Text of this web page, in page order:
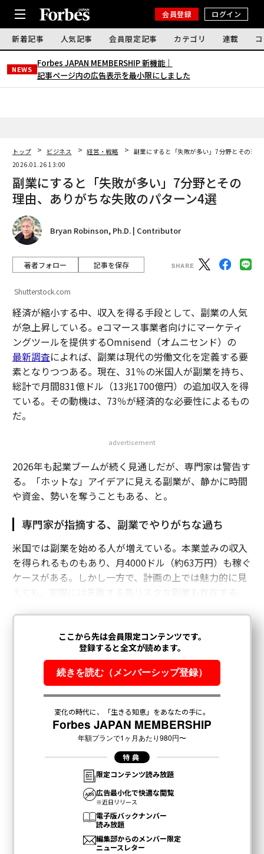
会員登録 ログイン
新着記事 人気記事 会員限定記事 カテゴリ 連載
NEWS
Forbes JAPAN MEMBERSHIP 新機能｜
記事ページ内の広告表示を最小限にしました
トップ ビジネス 経営・戦略
副業にすると「失敗が多い」7分野とその理
2026.01.26 13:00
副業にすると「失敗が多い」7分野とその
理由、ありがちな失敗のパターン4選
Bryan Robinson, Ph.D. | Contributor
著者フォロー 記事を保存
Shutterstock.com
経済が縮小する中、収入を得る手段として、副業の人気
が急上昇している。eコマース事業者向けにマーケティ
ングツールを提供するOmnisend（オムニセンド）の
最新調査によれば、副業は現代の労働文化を定義する要
素となりつつある。現在、31％の米国人が副業を持ち、
総計で月間831億ドル（13兆1700億円）の追加収入を得
ている。その動機は、73％が経済的な必要性によるもの
だ。
advertisement
2026年も起業ブームが続く見通しだが、専門家は警告す
る。「ホットな」アイデアに見える副業が、静かに時間
や資金、勢いを奪うこともある、と。
専門家が指摘する、副業でやりがちな過ち
米国では副業を始める人が増えている。本業並みの収入
を得られるものもあり、月4000ドル（約63万円）も稼ぐ
ケースがある。しかし一方で、計画の上では魅力的に見